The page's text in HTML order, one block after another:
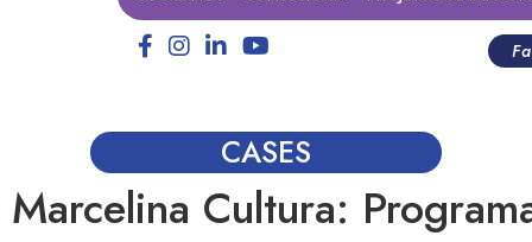
CASES
Marcelina Cultura: